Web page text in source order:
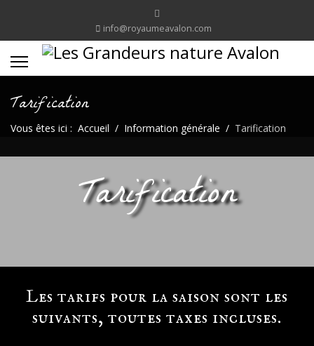
info@royaumeavalon.com
Tarification
Vous êtes ici : Accueil Information générale Tarification
Tarification
Les tarifs pour la saison sont les
suivants, toutes taxes incluses.